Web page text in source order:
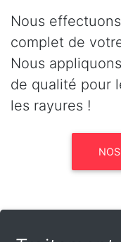
Nous
complet de
Nous
de qualité pour
les rayures !